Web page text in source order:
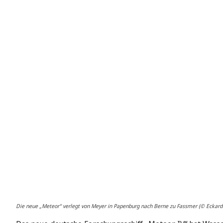
Die neue „Meteor“ verlegt von Meyer in Papenburg nach Berne zu Fassmer (©